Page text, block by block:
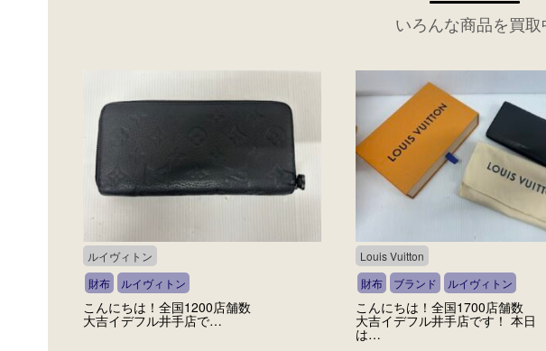
いろんな商品を買取
ルイヴィトン
財布
ルイヴィトン
こんにちは！全国1200店舗数
大吉イデフル井手店で…
Louis Vuitton
財布
ブランド ルイヴィトン
こんにちは！全国1700店舗数
大吉イデフル井手店です！ 本日
は…